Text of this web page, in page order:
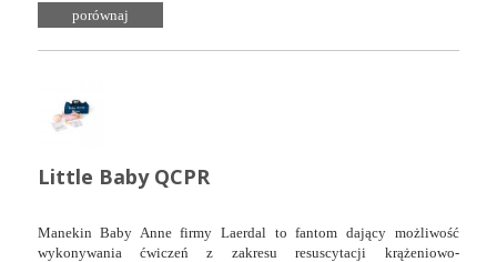
porównaj
Little Baby QCPR
Manekin Baby Anne firmy Laerdal to fantom dający możliwość
wykonywania ćwiczeń z zakresu resuscytacji krążeniowo-